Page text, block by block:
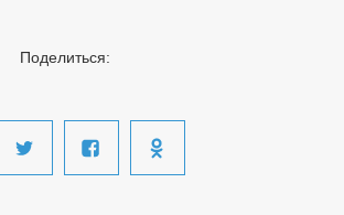
Поделиться: